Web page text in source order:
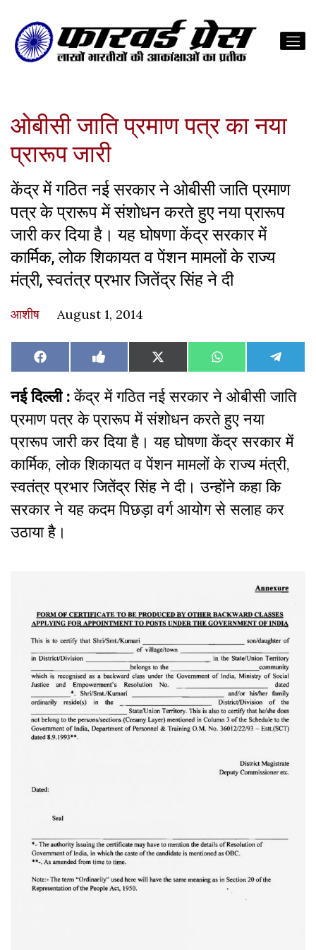
ओबीसी जाति प्रमाण पत्र का नया
प्रारूप जारी
केंद्र में गठित नई सरकार ने ओबीसी जाति प्रमाण
पत्र के प्रारूप में संशोधन करते हुए नया प्रारूप
जारी कर दिया है। यह घोषणा केंद्र सरकार में
कार्मिक, लोक शिकायत व पेंशन मामलों के राज्य
मंत्री, स्वतंत्र प्रभार जितेंद्र सिंह ने दी
आशीष August 1, 2014
Share
on
Facebook Share
on
Like
on
Facebook
Share
on
X
(Twitter)
Share
on
WhatsAppShare
on
नई दिल्ली :केंद्र में गठित नई सरकार ने ओबीसी जाति
प्रमाण पत्र के प्रारूप में संशोधन करते हुए नया
प्रारूप जारी कर दिया है। यह घोषणा केंद्र सरकार में
कार्मिक, लोक शिकायत व पेंशन मामलों के राज्य मंत्री,
स्वतंत्र प्रभार जितेंद्र सिंह ने दी। उन्होंने कहा कि
सरकार ने यह कदम पिछड़ा वर्ग आयोग से सलाह कर
उठाया है।